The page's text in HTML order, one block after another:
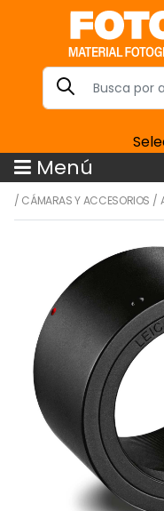
Menú
/ CÁMARAS Y ACCESORIOS /